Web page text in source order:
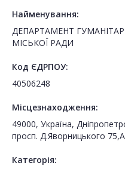
Найменування:
ДЕПАРТАМЕНТ
МІСЬКОЇ РАДИ
Код ЄДРПОУ:
40506248
Місцезнаходження:
49000, Україна,
просп. Д.Яворницького 75,А
Категорія: